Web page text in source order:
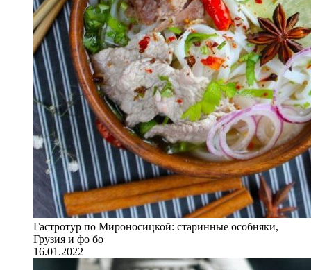
Гастротур по Мироносицкой: старинные особняки,
Грузия и фо бо
16.01.2022